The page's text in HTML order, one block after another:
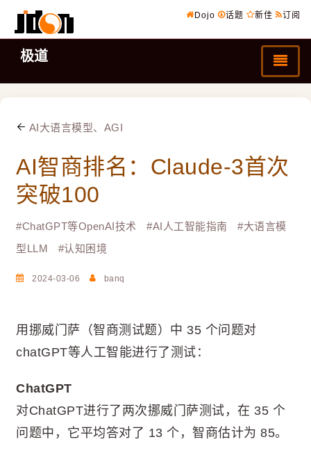
Dojo 话题 新佳 订阅
极道
AI大语言模型、AGI
AI智商排名：Claude-3首次
突破100
#ChatGPT等OpenAI技术 #AI人工智能指南 #大语言模
型LLM
#认知困境
2024-03-06 banq
用挪威门萨（智商测试题）中 35 个问题对
chatGPT等人工智能进行了测试：
ChatGPT
对ChatGPT进行了两次挪威门萨测试，在 35 个
问题中，它平均答对了 13 个，智商估计为 85。